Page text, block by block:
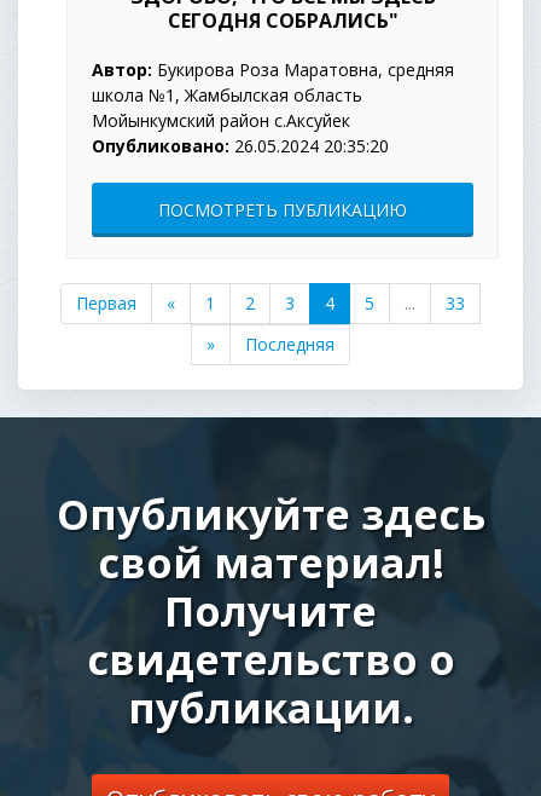
СЕГОДНЯ СОБРАЛИСЬ"
Автор: Букирова Роза Маратовна, средняя
школа №1, Жамбылская область
Мойынкумский район с.Аксуйек
Опубликовано: 26.05.2024 20:35:20
ПОСМОТРЕТЬ ПУБЛИКАЦИЮ
Первая « 1 2 3 4 5 ...
33
»
Последняя
Опубликуйте здесь
свой материал!
Получите
свидетельство о
публикации.